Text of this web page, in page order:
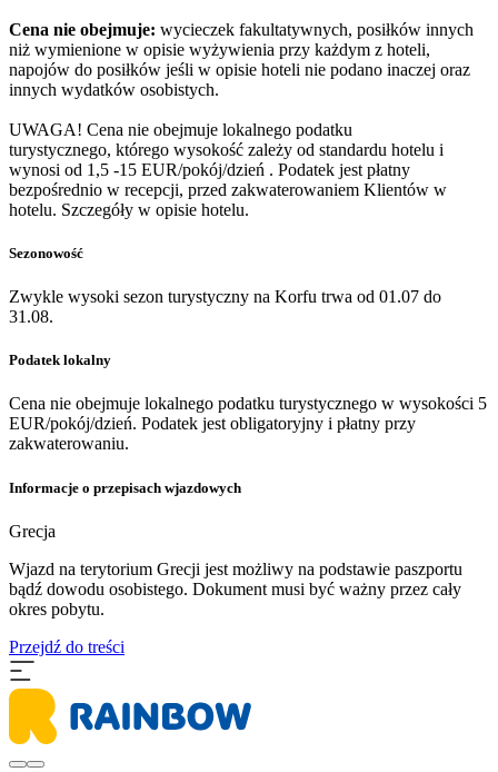
Cena nie obejmuje: wycieczek fakultatywnych, posiłków innych
niż wymienione w opisie wyżywienia przy każdym z hoteli,
napojów do posiłków jeśli w opisie hoteli nie podano inaczej oraz
innych wydatków osobistych.
UWAGA! Cena nie obejmuje lokalnego podatku
turystycznego, którego wysokość zależy od standardu hotelu i
wynosi od 1,5 -15 EUR/pokój/dzień . Podatek jest płatny
bezpośrednio w recepcji, przed zakwaterowaniem Klientów w
hotelu. Szczegóły w opisie hotelu.
Sezonowość
Zwykle wysoki sezon turystyczny na Korfu trwa od 01.07 do
31.08.
Podatek lokalny
Cena nie obejmuje lokalnego podatku turystycznego w wysokości 5
EUR/pokój/dzień. Podatek jest obligatoryjny i płatny przy
zakwaterowaniu.
Informacje o przepisach wjazdowych
Grecja
Wjazd na terytorium Grecji jest możliwy na podstawie paszportu
bądź dowodu osobistego. Dokument musi być ważny przez cały
okres pobytu.
Przejdź do treści